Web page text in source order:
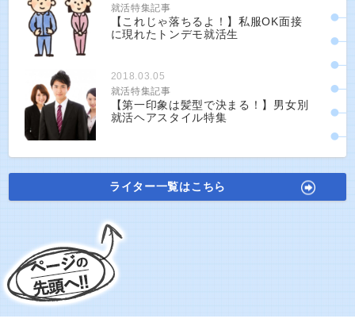
就活特集記事
【これじゃ落ちるよ！】私服OK面接
に現れたトンデモ就活生
2018.03.05
就活特集記事
【第一印象は髪型で決まる！】男女別
就活ヘアスタイル特集
ライター一覧はこちら